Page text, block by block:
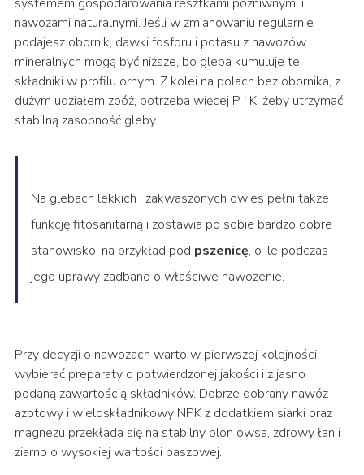
nawozami naturalnymi. Jeśli w zmianowaniu regularnie
podajesz obornik, dawki fosforu i potasu z nawozów
mineralnych mogą być niższe, bo gleba kumuluje te
składniki w profilu ornym. Z kolei na polach bez obornika, z
dużym udziałem zbóż, potrzeba więcej P i K, żeby utrzymać
stabilną zasobność gleby.
Na glebach lekkich i zakwaszonych owies pełni także
funkcję fitosanitarną i zostawia po sobie bardzo dobre
stanowisko, na przykład pod pszenicę, o ile podczas
jego uprawy zadbano o właściwe nawożenie.
Przy decyzji o nawozach warto w pierwszej kolejności
wybierać preparaty o potwierdzonej jakości i z jasno
podaną zawartością składników. Dobrze dobrany nawóz
azotowy i wieloskładnikowy NPK z dodatkiem siarki oraz
magnezu przekłada się na stabilny plon owsa, zdrowy łan i
ziarno o wysokiej wartości paszowej.